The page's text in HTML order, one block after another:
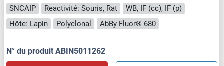
SNCAIP Reactivité: Souris, Rat
WB, IF (cc), IF (p)
Hôte: Lapin
Polyclonal AbBy Fluor® 680
N° du produit ABIN5011262